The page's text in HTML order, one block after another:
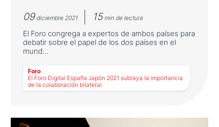
09diciembre 2021 15 min de lectura
El Foro congrega a expertos de ambos países para
debatir sobre el papel de los dos países en el
mund...
Foro
El Foro Digital España Japón 2021 subraya la importancia
de la colaboración bilateral